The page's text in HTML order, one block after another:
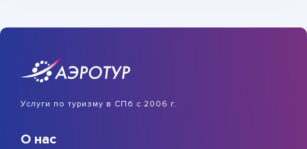
Услуги по туризму в СПб с 2006 г.
О нас